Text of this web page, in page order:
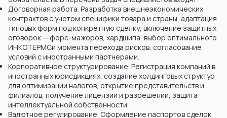
Договорная работа. Разработка внешнеэкономических
контрактов с учетом специфики товара и страны, адаптация
типовых форм под конкретную сделку, включение защитных
оговорок — форс-мажоров, хардшипа, выбор оптимального
ИНКОТЕРМСи момента перехода рисков, согласование
условий с иностранными партнерами.
Корпоративное структурирование. Регистрация компаний в
иностранных юрисдикциях, создание холдинговых структур
для оптимизации налогов, открытие представительств и
филиалов, получение лицензий и разрешений, защита
интеллектуальной собственности.
Валютное регулирование. Оформление паспортов сделок,